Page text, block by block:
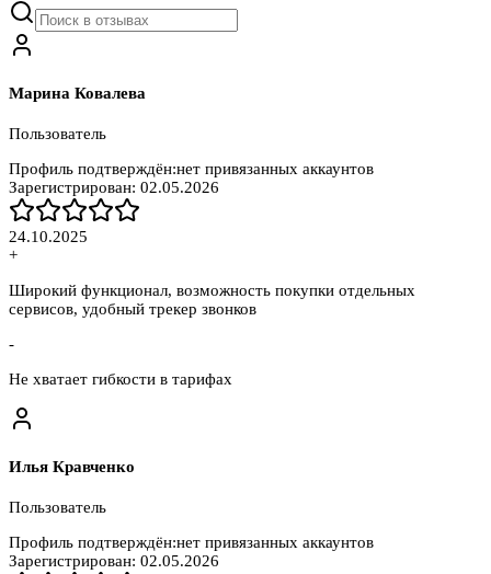
Марина Ковалева
Пользователь
Профиль подтверждён:нет привязанных аккаунтов
Зарегистрирован: 02.05.2026
24.10.2025
+
Широкий функционал, возможность покупки отдельных
сервисов, удобный трекер звонков
-
Не хватает гибкости в тарифах
Илья Кравченко
Пользователь
Профиль подтверждён:нет привязанных аккаунтов
Зарегистрирован: 02.05.2026